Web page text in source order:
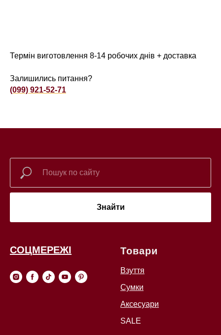
Термін виготовлення 8-14 робочих днів + доставка
Залишились питання?
(099) 921-52-71
Знайти
СОЦМЕРЕЖІ Товари
Взуття
Сумки
Аксесуари
SALE